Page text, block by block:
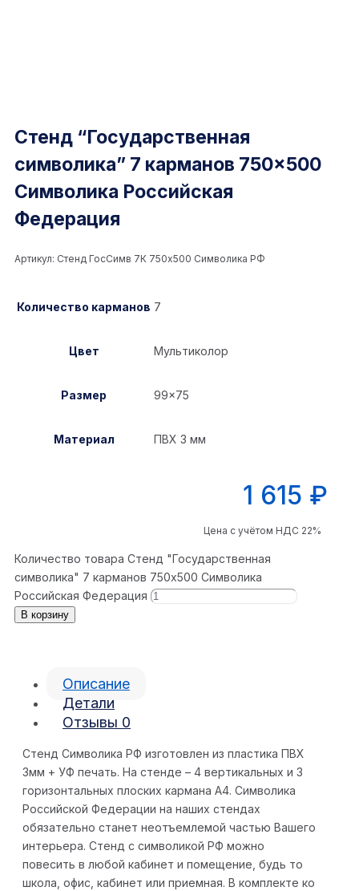
Стенд “Государственная
символика” 7 карманов 750×500
Символика Российская
Федерация
Артикул: Стенд ГосСимв 7К 750x500 Символика РФ
Количество карманов 7
Цвет Мультиколор
Размер 99×75
Материал ПВХ 3 мм
1 615 ₽
Цена с учётом НДС 22%
Количество товара Стенд "Государственная
символика" 7 карманов 750x500 Символика
Российская Федерация
В корзину
Описание
Детали
Отзывы 0
Стенд Символика РФ изготовлен из пластика ПВХ
3мм + УФ печать. На стенде – 4 вертикальных и 3
горизонтальных плоских кармана А4. Символика
Российской Федерации на наших стендах
обязательно станет неотъемлемой частью Вашего
интерьера. Стенд с символикой РФ можно
повесить в любой кабинет и помещение, будь то
школа, офис, кабинет или приемная. В комплекте ко